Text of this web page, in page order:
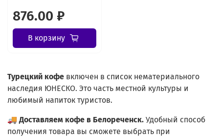
876.00 ₽
В корзину
Турецкий кофе включен в список нематериального
наследия ЮНЕСКО. Это часть местной культуры и
любимый напиток туристов.
🚚Доставляем кофе в Белореченск. Удобный способ
получения товара вы сможете выбрать при